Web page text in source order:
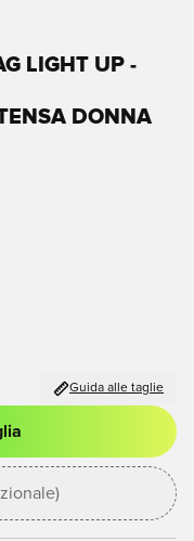
LIGHT UP -
DONNA
Guida alle taglie
o registrarsi come